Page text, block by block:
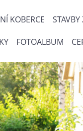
KOBERCE
FOTOALBUM